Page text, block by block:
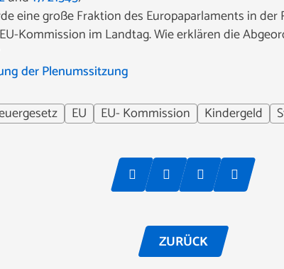
eine große Fraktion des Europaparlaments in
Kommission im Landtag. Wie erklären die
der Plenumssitzung
EU EU- Kommission Kindergeld
ZURÜCK